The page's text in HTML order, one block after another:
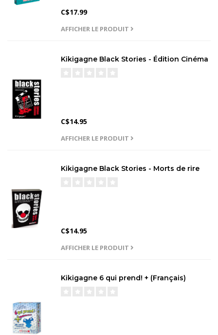
C$17.99
AFFICHER LE PRODUIT
Kikigagne Black Stories - Édition Cinéma
C$14.95
AFFICHER LE PRODUIT
Kikigagne Black Stories - Morts de rire
C$14.95
AFFICHER LE PRODUIT
Kikigagne 6 qui prend! + (Français)